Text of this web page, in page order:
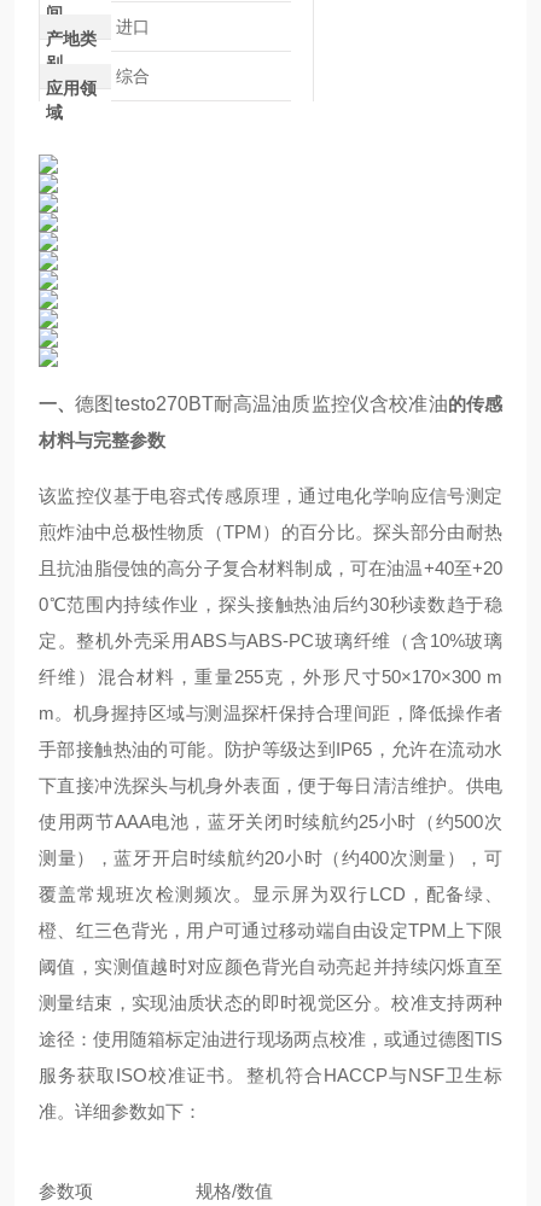
间
产地类
别
进口
应用领
域
综合
一、德图testo270BT耐高温油质监控仪含校准油的传感
材料与完整参数
该监控仪基于电容式传感原理，通过电化学响应信号测定
煎炸油中总极性物质（TPM）的百分比。探头部分由耐热
且抗油脂侵蚀的高分子复合材料制成，可在油温+40至+20
0℃范围内持续作业，探头接触热油后约30秒读数趋于稳
定。整机外壳采用ABS与ABS-PC玻璃纤维（含10%玻璃
纤维）混合材料，重量255克，外形尺寸50×170×300 m
m。机身握持区域与测温探杆保持合理间距，降低操作者
手部接触热油的可能。防护等级达到IP65，允许在流动水
下直接冲洗探头与机身外表面，便于每日清洁维护。供电
使用两节AAA电池，蓝牙关闭时续航约25小时（约500次
测量），蓝牙开启时续航约20小时（约400次测量），可
覆盖常规班次检测频次。显示屏为双行LCD，配备绿、
橙、红三色背光，用户可通过移动端自由设定TPM上下限
阈值，实测值越时对应颜色背光自动亮起并持续闪烁直至
测量结束，实现油质状态的即时视觉区分。校准支持两种
途径：使用随箱标定油进行现场两点校准，或通过德图TIS
服务获取ISO校准证书。整机符合HACCP与NSF卫生标
准。详细参数如下：
参数项 规格/数值